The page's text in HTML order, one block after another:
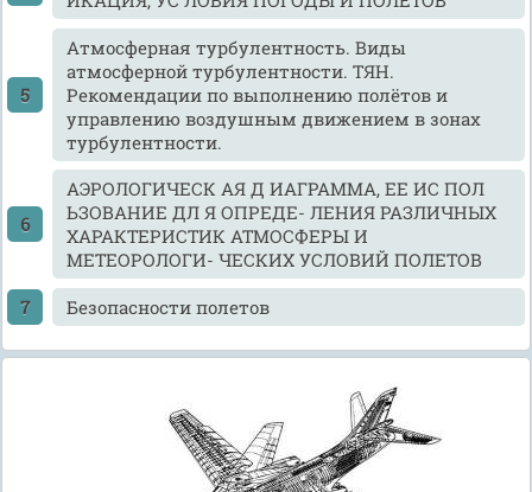
Атмосферная турбулентность. Виды
атмосферной турбулентности. ТЯН.
Рекомендации по выполнению полётов и
управлению воздушным движением в зонах
турбулентности.
АЭРОЛОГИЧЕСК АЯ Д ИАГРАММА, ЕЕ ИС ПОЛ
ЬЗОВАНИЕ ДЛ Я ОПРЕДЕ- ЛЕНИЯ РАЗЛИЧНЫХ
ХАРАКТЕРИСТИК АТМОСФЕРЫ И
МЕТЕОРОЛОГИ- ЧЕСКИХ УСЛОВИЙ ПОЛЕТОВ
Безопасности полетов